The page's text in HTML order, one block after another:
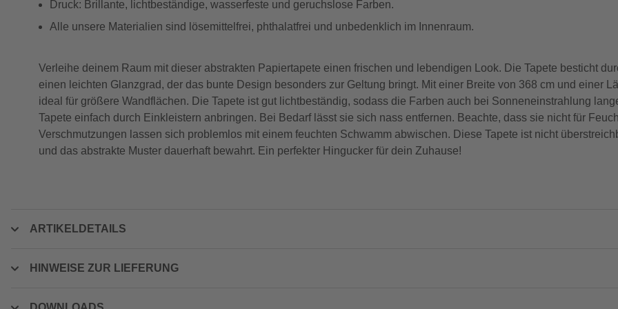
Druck: Brillante, lichtbeständige, wasserfeste und geruchslose Farben.
Alle unsere Materialien sind lösemittelfrei, phthalatfrei und unbedenklich im Innenraum.
Verleihe deinem Raum mit dieser abstrakten Papiertapete einen frischen und lebendigen Look. Die Tapete besticht
einen leichten Glanzgrad, der das bunte Design besonders zur Geltung bringt. Mit einer Breite von 368 cm und einer
ideal für größere Wandflächen. Die Tapete ist gut lichtbeständig, sodass die Farben auch bei Sonneneinstrahlung
Tapete einfach durch Einkleistern anbringen. Bei Bedarf lässt sie sich nass entfernen. Beachte, dass sie nicht für
Verschmutzungen lassen sich problemlos mit einem feuchten Schwamm abwischen. Diese Tapete ist nicht
und das abstrakte Muster dauerhaft bewahrt. Ein perfekter Hingucker für dein Zuhause!
ARTIKELDETAILS
HINWEISE ZUR LIEFERUNG